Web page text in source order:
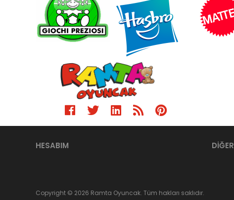
HESABIM DİĞER
Copyright © 2026 Ramta Oyuncak. Tüm hakları saklıdır.